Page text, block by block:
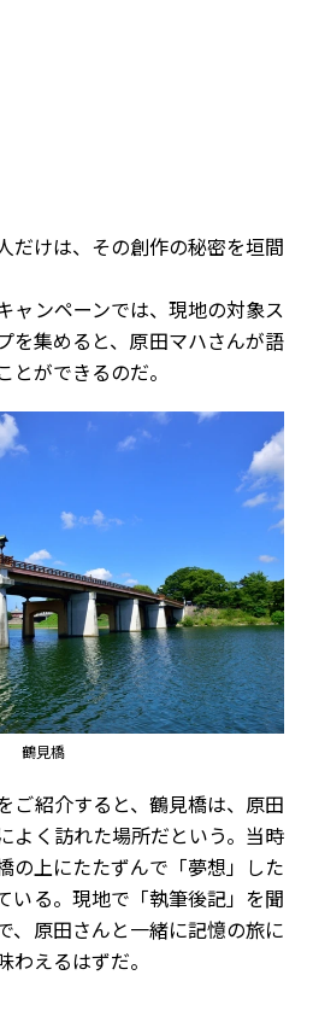
だけは、その創作の秘密を垣間
ャンペーンでは、現地の対象ス
を集めると、原田マハさんが語
とができるのだ。
鶴見橋
ご紹介すると、鶴見橋は、原田
よく訪れた場所だという。当時
の上にたたずんで「夢想」した
いる。現地で 「執筆後記」 を聞
、原田さんと一緒に記憶の旅に
えるはずだ。